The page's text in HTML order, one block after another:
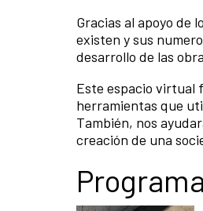
Gracias al apoyo de
existen y sus
desarrollo de las
Este espacio virtual
herramientas que
También, nos
creación de una